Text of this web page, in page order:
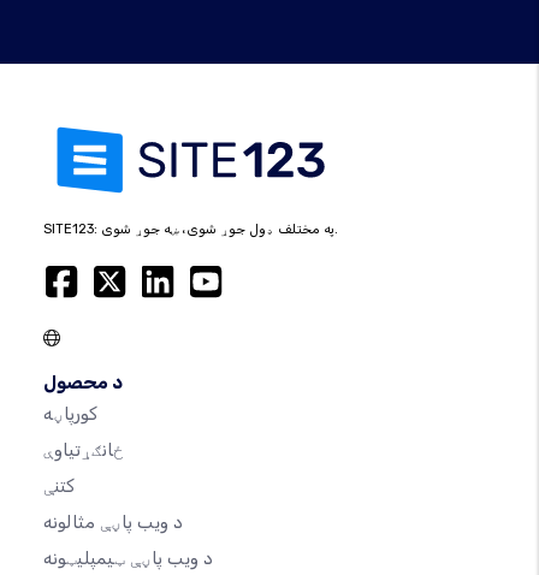
SITE123: په مختلف ډول جوړ شوی، ښه جوړ شوی.
د محصول
کورپاڼه
ځانګړتیاوې
کتنې
د ویب پاڼې مثالونه
د ویب پاڼې ټیمپلیټونه